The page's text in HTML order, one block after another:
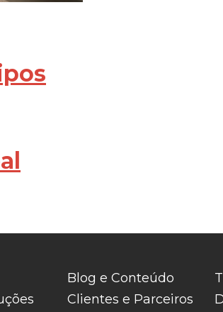
Blog e Conteúdo
Clientes e Parceiros